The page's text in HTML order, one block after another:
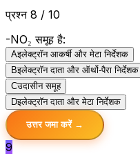
प्रश्न 8 / 10
-NO₂ समूह है:
Aइलेक्ट्रॉन आकर्षी और मेटा निर्देशक
Bइलेक्ट्रॉन दाता और ऑर्थो-पैरा निर्देशक
Cउदासीन समूह
Dइलेक्ट्रॉन दाता और मेटा निर्देशक
उत्तर जमा करें →
9